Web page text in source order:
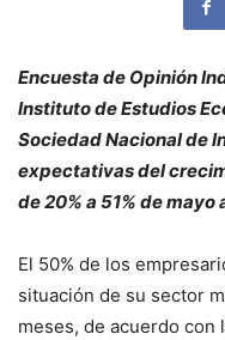
Encuesta de Opinión
Instituto de Estudios
Sociedad Nacional de
expectativas del
de 20% a 51% de mayo
El 50% de los
situación de su sector
meses, de acuerdo con